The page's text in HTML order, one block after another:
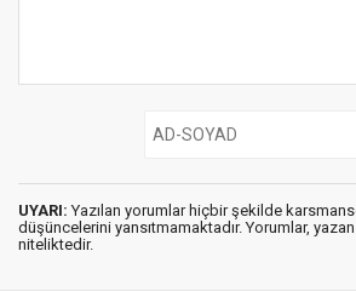
UYARI: Yazılan yorumlar hiçbir şekilde
düşüncelerini yansıtmamaktadır. Yorumlar, yazan
niteliktedir.